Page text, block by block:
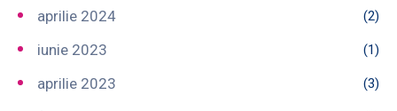
aprilie 2024 (2)
iunie 2023 (1)
aprilie 2023 (3)